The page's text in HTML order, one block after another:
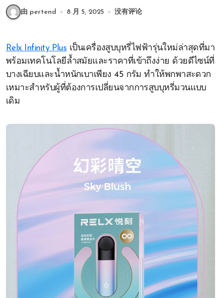
由 pertend 8 月 5, 2025 没有评论
Relx Infinity Plus เป็นเครื่องสูบบุหรี่ไฟฟ้ารุ่นใหม่ล่าสุดที่มา
พร้อมเทคโนโลยีล้ำสมัยและราคาที่เข้าถึงง่าย ด้วยดีไซน์ที่
บางเฉียบและน้ำหนักเบาเพียง 45 กรัม ทำให้พกพาสะดวก
เหมาะสำหรับผู้ที่ต้องการเปลี่ยนจากการสูบบุหรี่มวนแบบ
เดิม